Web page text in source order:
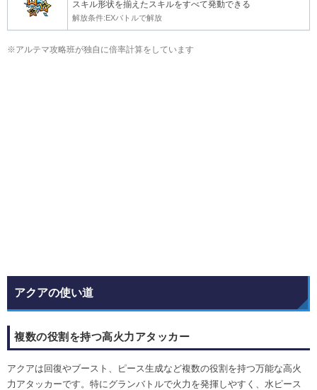
スキル形状を揃えたスキルをすべて発動できる
解放条件:EXバトルで解放
※アルテマ攻略班が独自に倍率計算をしています
アクアの使い道
複数の役割を持つ高火力アタッカー
アクアは回復やブースト、ピース生成など複数の役割を持つ万能な高火
力アタッカーです。特にグランバトルで火力を発揮しやすく、水ピース